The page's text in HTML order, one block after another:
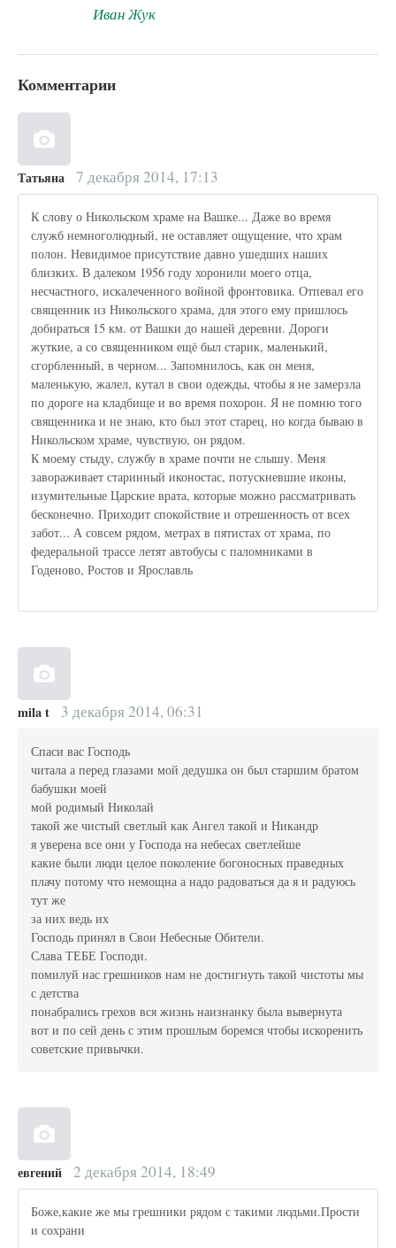
Иван Жук
Комментарии
Татьяна 7 декабря 2014, 17:13
К слову о Никольском храме на Вашке... Даже во время
служб немноголюдный, не оставляет ощущение, что храм
полон. Невидимое присутствие давно ушедших наших
близких. В далеком 1956 году хоронили моего отца,
несчастного, искалеченного войной фронтовика. Отпевал его
священник из Никольского храма, для этого ему пришлось
добираться 15 км. от Вашки до нашей деревни. Дороги
жуткие, а со священником ещё был старик, маленький,
сгорбленный, в черном... Запомнилось, как он меня,
маленькую, жалел, кутал в свои одежды, чтобы я не замерзла
по дороге на кладбище и во время похорон. Я не помню того
священника и не знаю, кто был этот старец, но когда бываю в
Никольском храме, чувствую, он рядом.
К моему стыду, службу в храме почти не слышу. Меня
завораживает старинный иконостас, потускневшие иконы,
изумительные Царские врата, которые можно рассматривать
бесконечно. Приходит спокойствие и отрешенность от всех
забот... А совсем рядом, метрах в пятистах от храма, по
федеральной трассе летят автобусы с паломниками в
Годеново, Ростов и Ярославль
mila t 3 декабря 2014, 06:31
Спаси вас Господь
читала а перед глазами мой дедушка он был старшим братом
бабушки моей
мой родимый Николай
такой же чистый светлый как Ангел такой и Никандр
я уверена все они у Господа на небесах светлейше
какие были люди целое поколение богоносных праведных
плачу потому что немощна а надо радоваться да я и радуюсь
тут же
за них ведь их
Господь принял в Свои Небесные Обители.
Слава ТЕБЕ Господи.
помилуй нас грешников нам не достигнуть такой чистоты мы
с детства
понабрались грехов вся жизнь наизнанку была вывернута
вот и по сей день с этим прошлым боремся чтобы искоренить
советские привычки.
евгений 2 декабря 2014, 18:49
Боже,какие же мы грешники рядом с такими людьми.Прости
и сохрани